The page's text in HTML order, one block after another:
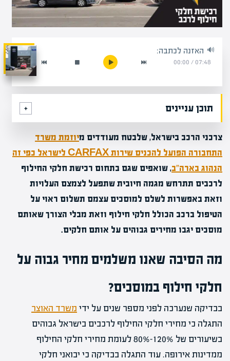
האזנה לכתבה:
07:48
/
00:00
תוכן עניינים
צרכני הרכב בישראל, שלבטח מעודדים מיוזמת משרד
התחבורה הפועל להכניס שירות CARFAX לישראל כפי זה
הנהוג בארה"ב, שואפים שגם בתחום רכישת חלקי החילוף
לרכבים תתרחש מגמה חיובית שתפעל לצמצם העלויות
וזאת באפשרות לשלם למוסכים עצמם תשלום ראוי על
הטיפול ברכב הכולל חלקי חילוף וזאת מבלי הצורך שאותם
מוסכים יגבו מחירים גבוהים על אותם חלקים.
מה הסיבה שאנו משלמים מחיר גבוה על
חלקי חילוף במוסכים?
בבדיקה שנערכה לפני מספר שנים על ידי משרד האוצר
התגלה כי מחירי חלקי החילוף לרכבים בישראל גבוהים
בשיעורים של 120%-80% לעומת מחירי חלקי החילוף
ממדינות אירופה. עוד התגלה בבדיקה כי יבואני חלקי